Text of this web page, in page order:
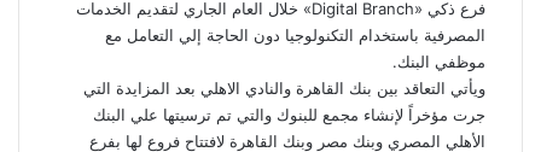
فرع ذكي «Digital Branch» خلال العام الجاري لتقديم الخدمات
المصرفية باستخدام التكنولوجيا دون الحاجة إلي التعامل مع
موظفي البنك.
ويأتي التعاقد بين بنك القاهرة والنادي الاهلي بعد المزايدة التي
جرت مؤخراً لإنشاء مجمع للبنوك والتي تم ترسيتها علي البنك
الأهلي المصري وبنك مصر وبنك القاهرة لافتتاح فروع لها بفرع